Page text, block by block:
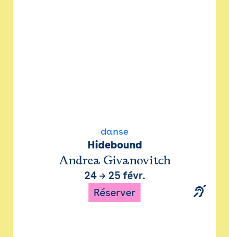
danse
Hidebound
Andrea Givanovitch
24→ 25 févr.
Réserver